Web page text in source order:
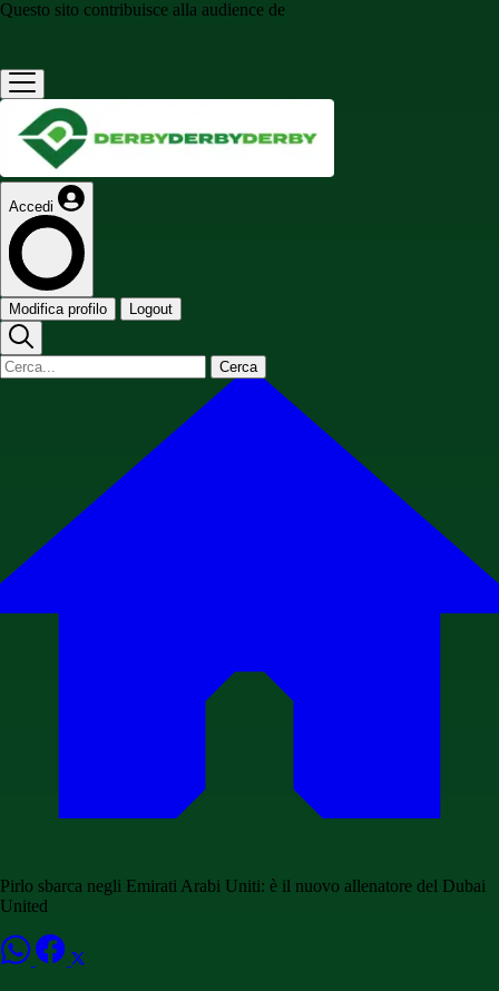
Questo sito contribuisce alla audience de
Accedi
Modifica profilo Logout
Cerca
Pirlo sbarca negli Emirati Arabi Uniti: è il nuovo allenatore del Dubai
United